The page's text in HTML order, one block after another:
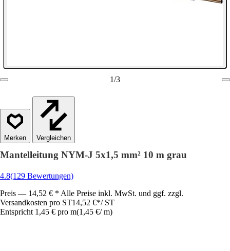
1/3
Vergleichen
Mantelleitung NYM-J 5x1,5 mm² 10 m grau
4.8(129 Bewertungen)
Preis — 14,52 € * Alle Preise inkl. MwSt. und ggf. zzgl.
Versandkosten pro ST14,52 €*/ ST
Entspricht 1,45 € pro m(1,45 €/ m)